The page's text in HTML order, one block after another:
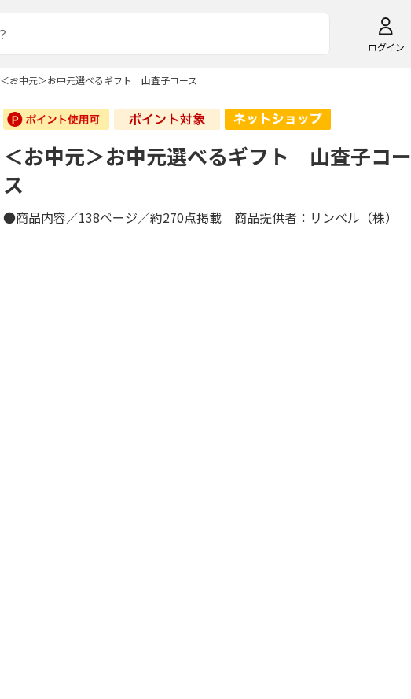
ログイン
＜お中元＞お中元選べるギフト 山査子コース
＜お中元＞お中元選べるギフト 山査子コー
ス
●商品内容／138ページ／約270点掲載 商品提供者：リンベル（株）